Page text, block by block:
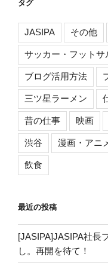
タグ
JASIPA その他
サッカー・フットサ
ブログ活用方法
三ツ星ラーメン
昔の仕事 映画
渋谷 漫画・アニ
飲食
最近の投稿
[JASIPA]JASIPA社長
し。再開を待て！